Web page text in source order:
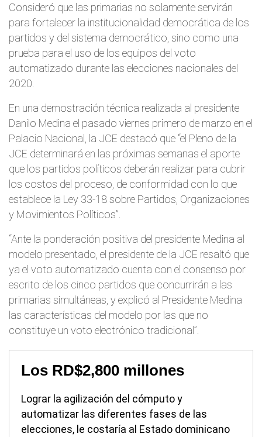
Consideró que las primarias no solamente servirán
para fortalecer la institucionalidad democrática de los
partidos y del sistema democrático, sino como una
prueba para el uso de los equipos del voto
automatizado durante las elecciones nacionales del
2020.
En una demostración técnica realizada al presidente
Danilo Medina el pasado viernes primero de marzo en el
Palacio Nacional, la JCE destacó que “el Pleno de la
JCE determinará en las próximas semanas el aporte
que los partidos políticos deberán realizar para cubrir
los costos del proceso, de conformidad con lo que
establece la Ley 33-18 sobre Partidos, Organizaciones
y Movimientos Políticos”.
“Ante la ponderación positiva del presidente Medina al
modelo presentado, el presidente de la JCE resaltó que
ya el voto automatizado cuenta con el consenso por
escrito de los cinco partidos que concurrirán a las
primarias simultáneas, y explicó al Presidente Medina
las características del modelo por las que no
constituye un voto electrónico tradicional”.
Los RD$2,800 millones
Lograr la agilización del cómputo y
automatizar las diferentes fases de las
elecciones, le costaría al Estado dominicano